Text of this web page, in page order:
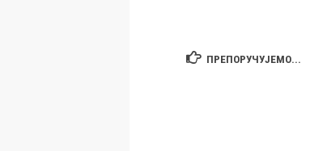
ПРЕПОРУЧУЈЕМО...